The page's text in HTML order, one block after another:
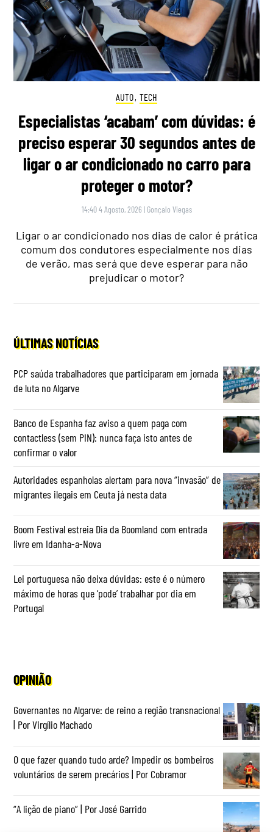
AUTO, TECH
Especialistas ‘acabam’ com dúvidas: é
preciso esperar 30 segundos antes de
ligar o ar condicionado no carro para
proteger o motor?
14:40 4 Agosto, 2026 | Gonçalo Viegas
Ligar o ar condicionado nos dias de calor é prática
comum dos condutores especialmente nos dias
de verão, mas será que deve esperar para não
prejudicar o motor?
ÚLTIMAS NOTÍCIAS
PCP saúda trabalhadores que participaram em jornada
de luta no Algarve
Banco de Espanha faz aviso a quem paga com
contactless (sem PIN): nunca faça isto antes de
confirmar o valor
Autoridades espanholas alertam para nova “invasão” de
migrantes ilegais em Ceuta já nesta data
Boom Festival estreia Dia da Boomland com entrada
livre em Idanha-a-Nova
Lei portuguesa não deixa dúvidas: este é o número
máximo de horas que ‘pode’ trabalhar por dia em
Portugal
OPINIÃO
Governantes no Algarve: de reino a região transnacional
| Por Virgílio Machado
O que fazer quando tudo arde? Impedir os bombeiros
voluntários de serem precários | Por Cobramor
“A lição de piano” | Por José Garrido